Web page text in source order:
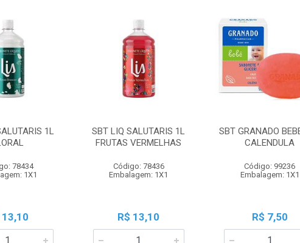
1L
78434
1X1
13,10
SBT LIQ SALUTARIS 1L
FRUTAS VERMELHAS
Código: 78436
Embalagem: 1X1
R$ 13,10
SBT GRANADO
CALENDULA
Código: 99236
Embalagem: 1X1
R$ 7,50